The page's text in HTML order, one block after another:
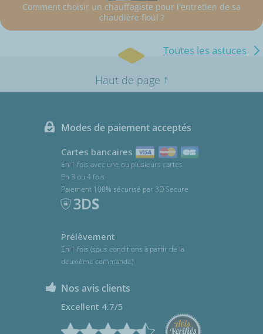
Comment choisir un chauffagiste pour l'entretien de sa
chaudière fioul ?
Toutes les astuces
Haut de page ↑
Modes de paiement acceptés
Cartes bancaires
En 1 fois avec une ou plusieurs cartes
En 3 ou 4 fois
Paiement 100% sécurisé par 3D Secure
Prélèvement
En 1 fois (sous conditions à partir de la
deuxième commande)
Nos avis clients
Excellent 4.7/5